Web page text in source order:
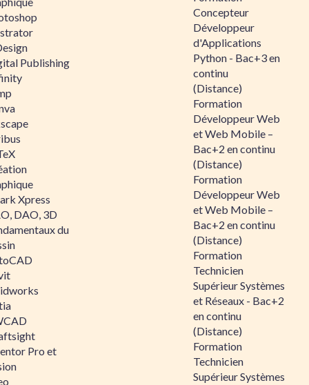
Publishing
Xpress
DAO, 3D
du
Pro et
Concepteur
Développeur
d'Applications
Python - Bac+3 en
continu
(Distance)
Formation
Développeur Web
et Web Mobile –
Bac+2 en continu
(Distance)
Formation
Développeur Web
et Web Mobile –
Bac+2 en continu
(Distance)
Formation
Technicien
Supérieur Systèmes
et Réseaux - Bac+2
en continu
(Distance)
Formation
Technicien
Supérieur Systèmes